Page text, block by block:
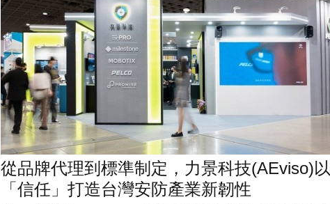
從品牌代理到標準制定，力景科技(AEviso)以
「信任」打造台灣安防產業新韌性